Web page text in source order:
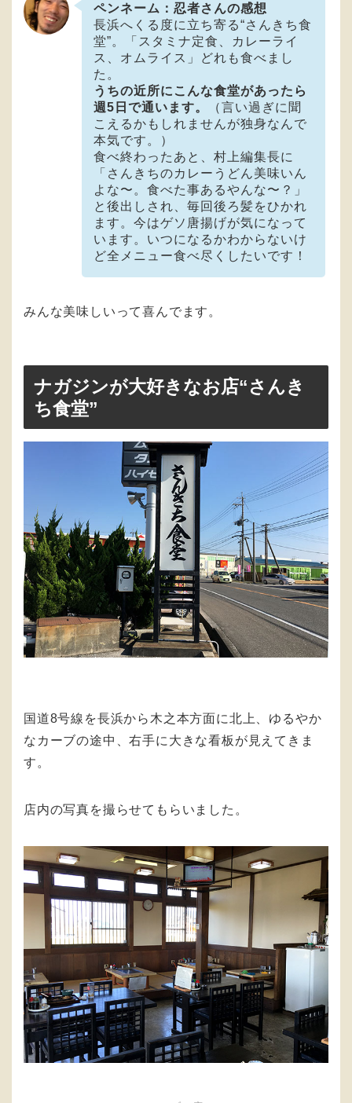
ペンネーム：忍者さんの感想
長浜へくる度に立ち寄る“さんきち食
堂”。「スタミナ定食、カレーライ
ス、オムライス」どれも食べまし
た。
うちの近所にこんな食堂があったら
週5日で通います。
（言い過ぎに聞
こえるかもしれませんが独身なんで
本気です。）
食べ終わったあと、村上編集長に
「さんきちのカレーうどん美味いん
よな〜。食べた事あるやんな〜？」
と後出しされ、毎回後ろ髪をひかれ
ます。今はゲソ唐揚げが気になって
います。いつになるかわからないけ
ど全メニュー食べ尽くしたいです！
みんな美味しいって喜んでます。
ナガジンが大好きなお店“さんき
ち食堂”
国道8号線を長浜から木之本方面に北上、ゆるやか
なカーブの途中、右手に大きな看板が見えてきま
す。
店内の写真を撮らせてもらいました。